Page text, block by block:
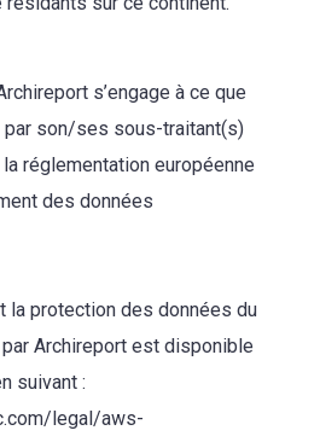
s’engage à ce que
son/ses sous-traitant(s)
réglementation européenne
des données
la protection des données du
Archireport est disponible
suivant :
legal/aws-